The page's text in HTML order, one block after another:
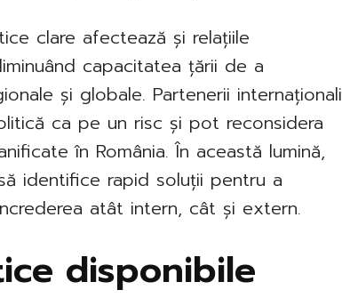
clare afectează și relațiile
capacitatea țării de a
și globale. Partenerii internaționali
ca pe un risc și pot reconsidera
în România. În această lumină,
identifice rapid soluții pentru a
atât intern, cât și extern.
disponibile